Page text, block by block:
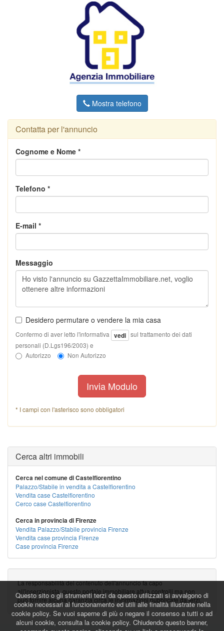
Mostra telefono
Contatta per l'annuncio
Cognome e Nome *
Telefono *
E-mail *
Messaggio
Desidero permutare o vendere la mia casa
Confermo di aver letto l'informativa vedi sul trattamento dei dati
personali (D.Lgs196/2003) e
Autorizzo
Non Autorizzo
Invia Modulo
* I campi con l'asterisco sono obbligatori
Cerca altri immobili
Cerca nel comune di Castelfiorentino
Palazzo/Stabile in vendita a Castelfiorentino
Vendita case Castelfiorentino
Cerco case Castelfiorentino
Cerca in provincia di Firenze
Vendita Palazzo/Stabile provincia Firenze
Vendita case provincia Firenze
Case provincia Firenze
La responsabilità del contenuto dell'annuncio fa capo
all'inserzionista, questo portale immobiliare attua controlli ma non
può fornire alcuna garanzia circa le informazioni pubblicate da terzi.
Questo sito o gli strumenti terzi da questo utilizzati si avvalgono di
cookie necessari al funzionamento ed utili alle finalità illustrate nella
cookie policy. Se vuoi saperne di più o negare il consenso a tutti o ad
alcuni cookie, consulta la cookie policy. Chiudendo questo banner,